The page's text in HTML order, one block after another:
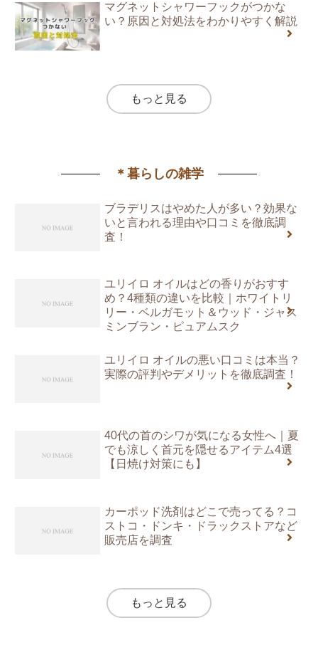
マグネットシャワーフックがつかな
い？原因と対処法をわかりやすく解説
もっと見る
＊暮らしの雑学
ブラデリスはやめた人が多い？効果な
いと言われる理由や口コミを徹底調
査！
ユリイロ オイルはどの香りがおすす
め？4種類の違いを比較｜ホワイトリ
リー・ベルガモット＆ウッド・ジャス
ミンブラン・ピュアムスク
ユリイロ オイルの悪い口コミは本当？
実際の評判やデメリットを徹底調査！
40代の首のシワが気になる女性へ｜夏
でも涼しく首元を隠せるアイテム4選
【日焼け対策にも】
カーポッド洗剤はどこで売ってる？コ
ストコ・ドンキ・ドラックストアなど
販売店を調査
もっと見る